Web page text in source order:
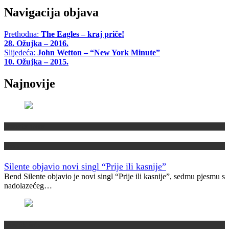
Navigacija objava
Prethodna: The Eagles – kraj priče!
28. Ožujka – 2016.
Slijedeća: John Wetton – “New York Minute”
10. Ožujka – 2015.
Najnovije
Silente objavio novi singl “Prije ili kasnije”
Bend Silente objavio je novi singl “Prije ili kasnije”, sedmu pjesmu s
nadolazećeg…